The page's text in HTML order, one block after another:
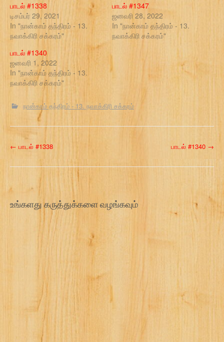
பாடல் #1338
டிசம்பர் 29, 2021
In "நான்காம் தந்திரம் - 13.
நவாக்கிரி சக்கரம்"
பாடல் #1347
ஜனவரி 28, 2022
In "நான்காம் தந்திரம் - 13.
நவாக்கிரி சக்கரம்"
பாடல் #1340
ஜனவரி 1, 2022
In "நான்காம் தந்திரம் - 13.
நவாக்கிரி சக்கரம்"
நான்காம் தந்திரம் - 13. நவாக்கிரி சக்கரம்
P
o
s
t
← பாடல் #1338 பாடல் #1340 →
உங்களது கருத்துக்களை வழங்கவும்